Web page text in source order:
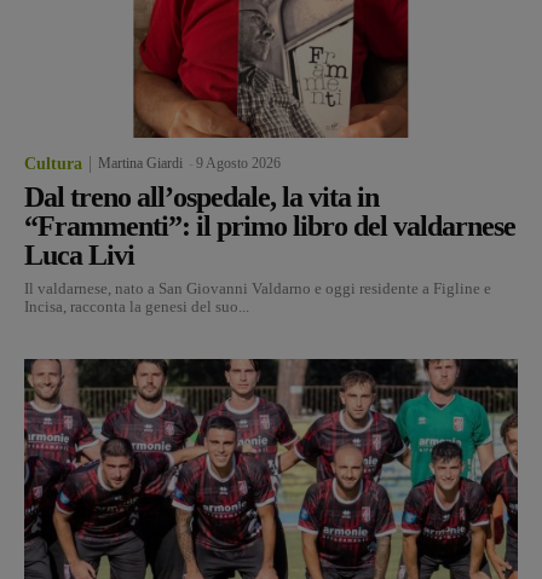
Cultura Martina Giardi 9 Agosto 2026
Dal treno all’ospedale, la vita in
“Frammenti”: il primo libro del valdarnese
Luca Livi
Il valdarnese, nato a San Giovanni Valdarno e oggi residente a Figline e
Incisa, racconta la genesi del suo...